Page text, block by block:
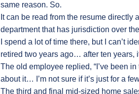
same reason. So.
It can be read from the resume
department that has jurisdiction over
I spend a lot of time there, but I can’t
retired two years ago… after ten years,
The old employee replied, “I’ve been
about it… I’m not sure if it’s just for a
The third and final mid-sized home